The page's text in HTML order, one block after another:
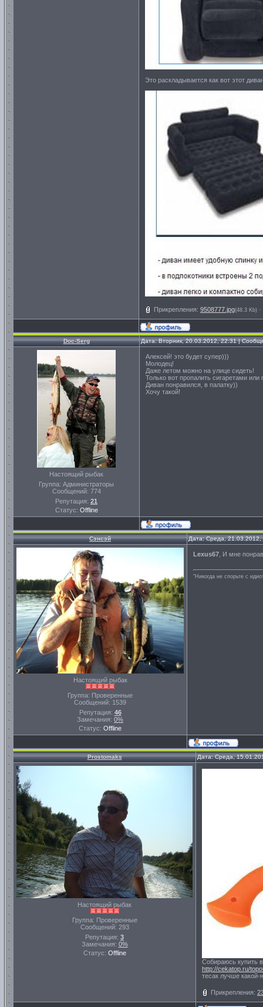
Это раскладывается как вот этот
Прикрепления: 9508777.jpg(48.3 Kb) ·
Doc-Serg Дата: Вторник, 20.03.2012, 22:31 |
Настоящий рыбак
Группа: Администраторы
Сообщений: 774
Репутация: 21
Статус: Offline
Алексей! это будет супер)))
Молодец!
Даже летом можно на улице сидеть!
Только вот пропалить сигаретами
Диван понравился, в палатку))
Хочу такой!
Сэнсэй Дата: Среда,
Настоящий рыбак
Группа: Проверенные
Сообщений: 1539
Репутация: 46
Замечания: 0%
Статус: Offline
Lexus67 , И мне
"Никогда не спорьте с
Prostomaks Дата: Среда,
Настоящий рыбак
Группа: Проверенные
Сообщений: 293
Репутация: 3
Замечания: 0%
Статус: Offline
Собираюсь купить
http://cekatop.ru/
тесак лучше какой-
Прикрепления: